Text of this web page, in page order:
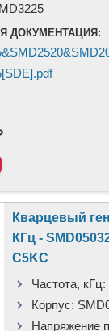
ДОКУМЕНТАЦИЯ:
Кварцевый
КГц -
C5KC
Частота, кГц:
Корпус:
Напряжение